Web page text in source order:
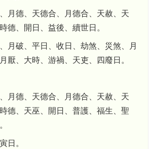
月德、天德合、月德合、天赦、天
德、開日、益後、續世日。
月破、平日、收日、劫煞、災煞、月
厭、大時、游禍、天吏、四廢日。
月德、天德合、月德合、天赦、天
德、天巫、開日、普護、福生、聖
日。